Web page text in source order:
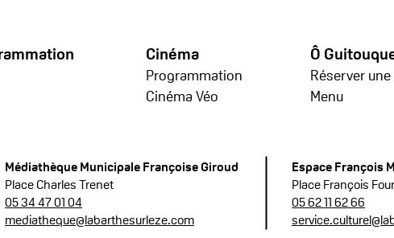
Cinéma
Programmation
Cinéma Véo
Ô
Réserver u
Menu
Espace François
Place François
05 62 11 62 66
Médiathèque Municipale Françoise Giroud
Place Charles Trenet
05 34 47 01 04
mediatheque@labarthesurleze.com